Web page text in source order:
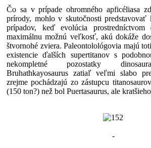
Čo sa v prípade ohromného apficéliasa
prírody, mohlo v skutočnosti predstavovať
prípadov, keď evolúcia prostredníctvom
maximálnu možnú veľkosť, akú dokáže
štvornohé zviera. Paleontolológovia majú
existencie ďalších supertitanov s
nekompletné pozostatky
Bruhathkayosaurus zatiaľ veľmi slabo
zrejme pochádzajú zo zástupcu
(150 ton?) než bol Puertasaurus, ale
-